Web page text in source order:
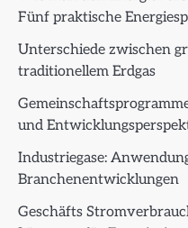
Fünf praktische
Unterschiede zwischen
traditionellem Erdgas
und
Industriegase:
Branchenentwicklungen
Geschäfts